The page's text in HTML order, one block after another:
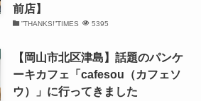
前店】
”THANKS!”TIMES 5395
【岡山市北区津島】話題のパンケ
ーキカフェ「cafesou（カフェソ
ウ）」に行ってきました